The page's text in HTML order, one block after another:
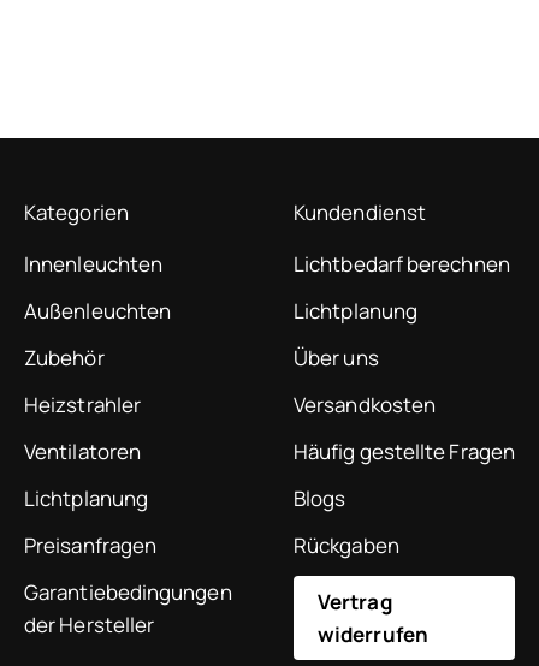
Kategorien
Innenleuchten
Außenleuchten
Zubehör
Heizstrahler
Ventilatoren
Lichtplanung
Preisanfragen
Garantiebedingungen
der Hersteller
Kundendienst
Lichtbedarf berechnen
Lichtplanung
Über uns
Versandkosten
Häufig gestellte Fragen
Blogs
Rückgaben
Vertrag
widerrufen